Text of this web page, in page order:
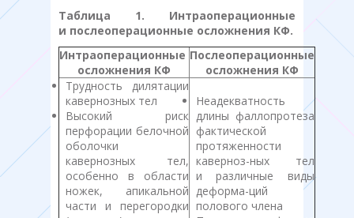
Таблица 1. Интраоперационные
и послеоперационные осложнения КФ.
Интраоперационные
осложнения КФ
Послеоперационные
осложнения КФ
Трудность дилятации
кавернозных тел
Высокий риск
перфорации белочной
оболочки
кавернозных тел,
особенно в области
ножек, апикальной
части и перегородки
Неадекватность
длины фаллопротеза
фактической
протяженности
каверноз-ных тел
и различные виды
деформа-ций
полового члена